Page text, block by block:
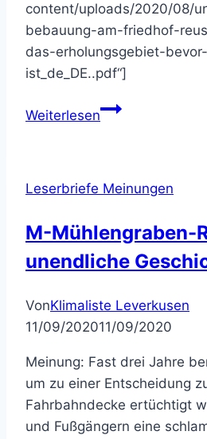
content/uploads/2020/08/
bebauung-am-friedhof-
das-erholungsgebiet-
ist_de_DE..pdf“]
WeiterlesenPetition
am
Reuschenberg!
Rettet
Erholungsgebiet!
Bevor
zu
spät
ist!
Leserbriefe Meinungen
M-Mühlengraben-
unendliche
VonKlimaliste Leverkusen
11/09/202011/09/2020
Meinung: Fast drei Jahre
um zu einer Entscheidung
Fahrbahndecke ertüchtigt
und Fußgängern eine